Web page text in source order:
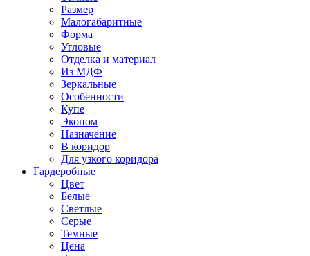
Размер
Малогабаритные
Форма
Угловые
Отделка и материал
Из МДФ
Зеркальные
Особенности
Купе
Эконом
Назначение
В коридор
Для узкого коридора
Гардеробные
Цвет
Белые
Светлые
Серые
Темные
Цена